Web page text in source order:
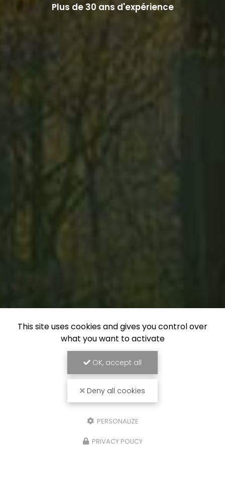
Plus de 30 ans d'expérience
This site uses cookies and gives you control over
what you want to activate
OK, accept all
Deny all cookies
PERSONALIZE
PRIVACY POLICY